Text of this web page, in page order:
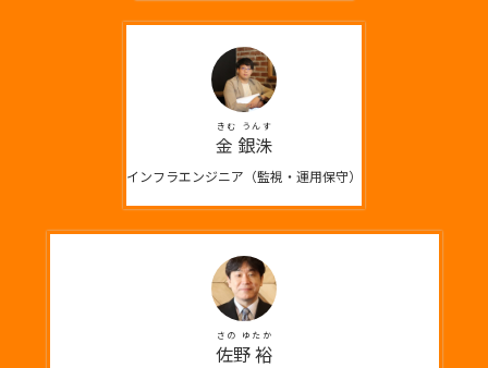
金 銀洙
きむ うんす
インフラエンジニア（監視・運用保守）
佐野 裕
さの ゆたか